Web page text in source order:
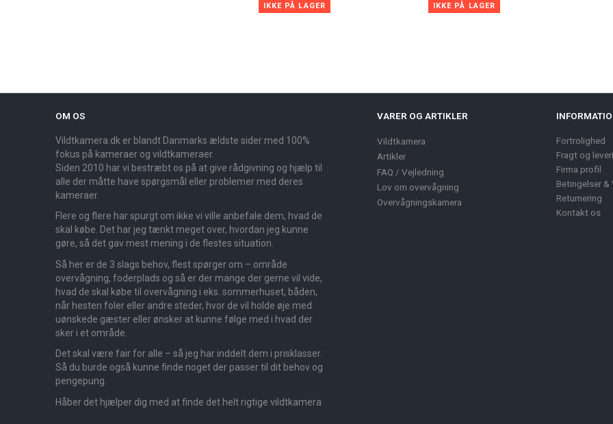
IKKE PÅ LAGER IKKE PÅ LAGER
OM OS
Vildtkamera.dk er blandt Danmarks ældste sider med 100%
fokus på kameraer og vildtkameraer.
Siden 2010 har vi bestræbt os på at give rådgivning og hjælp til
alle der måtte have spørgsmål eller problemer med deres
kameraer.
Flere og flere har spurgt om ikke vi ville anbefale dem, hvad de
skal købe. Det har jeg tænkt meget over, hvordan jeg kunne
gøre, så det gav mest mening i de flestes situation.
Så her er de 3 slags behov, flest spørger om – område
overvågning, foderplads og så er der mange der gerne vil vide,
hvad de skal købe til overvågning i eks. sommerhuset, båden,
når hesten foler eller andre steder, hvor de vil holde øje med
uønskede gæster eller ønsker at kunne følge med i hvad der
sker i et område.
Det skal være fair for alle – så jeg har inddelt dem i prisklasser.
Så du burde også kunne finde noget der passer til dit behov og
pengepung.
Håber det hjælper dig med at finde det helt rigtige vildtkamera
VARER OG ARTIKLER
Vildtkamera
Artikler
FAQ / Vejledning
Lov om overvågning
Overvågningskamera
Fortrolighed
Fragt og
Firma profil
Betingelser &
Returnering
Kontakt os